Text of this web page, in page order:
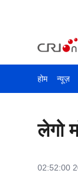
होम न्यूज़
लेगो
02:52:00